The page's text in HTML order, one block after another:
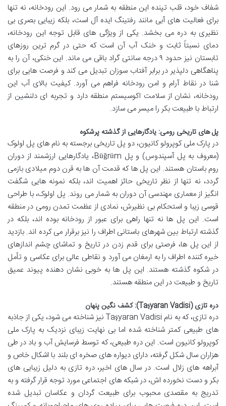
شفاف خود، قلب تپنده این منطقه به شمار می رود. این رودخانه، نه تنها
برای فعالیت های آبی مانند رفتینگ ایده آل است، بلکه زیبایی بصری بی
نظیری به دره می بخشد. یکی از ویژگی های قابل توجه این رودخانه،
دمای نسبتاً ثابت و خنک آب آن است که حتی در گرم ترین روزهای
تابستان نیز حدود ۹ درجه سانتی گراد باقی می ماند. این خنکی، آن را به
پناهگاهی دلپذیر در برابر آفتاب سوزان تبدیل می کند و فرصت هایی برای
شنا در نقاط آرام و امن رودخانه فراهم می آورد. کیفیت بالای آب این
رودخانه، نشان از سلامت اکوسیستم منطقه دارد و تجربه ای دلنشین از
ارتباط با طبیعت بکر را میسر می سازد.
پل های تاریخی رومی: یادگارهایی از گذشته پرشکوه
در پارک ملی کوپرولو کانیون، دو پل تاریخی برجسته به نام های پل اولوک
(معروف به پل آسپندوس) و پل Büğrüm، یادگارهایی ارزشمند از دوران
روم باستان هستند. این پل ها که قدمت آن ها به قرن دوم میلادی بازمی
گردد، نه تنها از نظر تاریخی حائز اهمیت اند، بلکه نمونه هایی شگفت
انگیز از معماری مهندسی آن دوران به شمار می روند. پل اولوک، با طراحی
قوسی زیبا و استحکام بی نظیرش، نمادی از عظمت تمدن رومی در منطقه
است. این پل ها نه تنها راهی برای عبور از رودخانه بوده اند، بلکه در
گذشته ارتباط بین شهرهای باستانی اطراف را نیز برقرار می کرده اند. بازدید
از این پل ها، فرصتی برای قدم زدن در تاریخ و تماشای چشم اندازهای
خیره کننده اطراف را به ارمغان می آورد و نقاطی عالی برای عکاسی و تأمل
در شکوه گذشته هستند. این پل ها به خوبی نشان دهنده پیوند عمیق
تاریخ و طبیعت در این منطقه هستند.
دره تازی (Taşyaran Vadisi): کشف نگین پنهان
دره تازی، که به نام Taşyaran Vadisi نیز شناخته می شود، یکی از جاذبه
های طبیعی کمتر شناخته شده اما بی نهایت زیبای نزدیک به پارک ملی
کوپرولو کانیون است. این دره طبیعی، که توسط فرسایش آب و باد در طی
هزاران سال شکل گرفته، دارای دیواره های صخره ای بلند با اشکال خاص و
آبراهه های زلال است. در سال های اخیر، دره تازی به دلیل زیبایی های
بکر و دست نخورده اش، در شبکه های اجتماعی مورد توجه قرار گرفته و به
تدریج به مقصدی محبوب برای طبیعت گردان و عکاسان تبدیل شده